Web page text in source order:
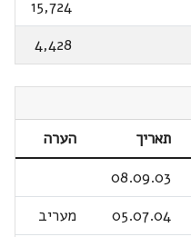
15,724
4,428
תאריך
הערה
08.09.03
05.07.04
מעריב